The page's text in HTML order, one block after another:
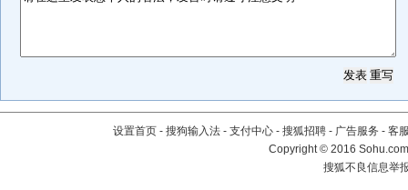
设置首页 - 搜狗输入法 - 支付中心 - 搜狐招聘 - 广告服务 - 客
Copyright©2016
搜狐不良信息举